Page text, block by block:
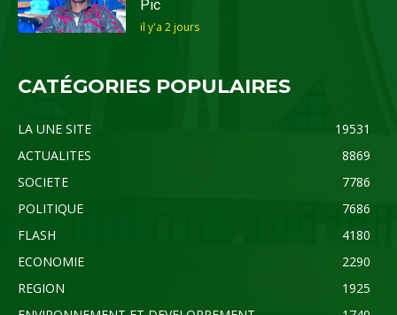
Pic
il y'a 2 jours
CATÉGORIES POPULAIRES
LA UNE SITE
19531
ACTUALITES
8869
SOCIETE
7786
POLITIQUE
7686
FLASH
4180
ECONOMIE
2290
REGION
1925